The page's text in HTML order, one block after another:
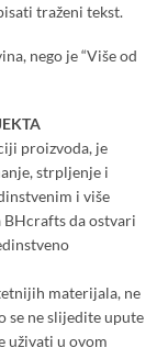
traženi tekst.
nego je “Više od
proizvoda, je
strpljenje i
i više
da ostvari
materijala, ne
se ne slijedite upute
uživati u ovom